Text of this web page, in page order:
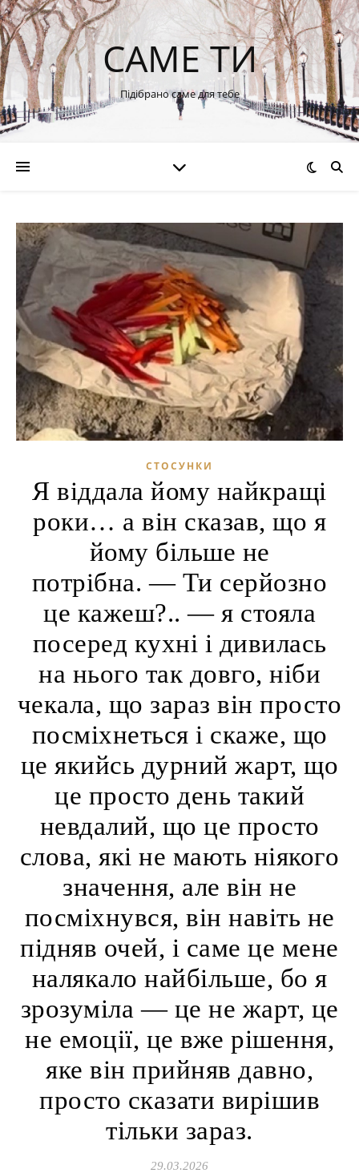
САМЕ ТИ
Підібрано саме для тебе
СТОСУНКИ
Я віддала йому найкращі
роки… а він сказав, що я
йому більше не
потрібна. — Ти серйозно
це кажеш?.. — я стояла
посеред кухні і дивилась
на нього так довго, ніби
чекала, що зараз він просто
посміхнеться і скаже, що
це якийсь дурний жарт, що
це просто день такий
невдалий, що це просто
слова, які не мають ніякого
значення, але він не
посміхнувся, він навіть не
підняв очей, і саме це мене
налякало найбільше, бо я
зрозуміла — це не жарт, це
не емоції, це вже рішення,
яке він прийняв давно,
просто сказати вирішив
тільки зараз.
29.03.2026